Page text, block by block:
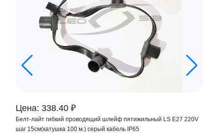
Цена: 338.40 ₽
Белт-лайт гибкий проводящий шлейф пятижильный LS Е27 220V
шаг 15см(катушка 100 м.) серый кабель IP65